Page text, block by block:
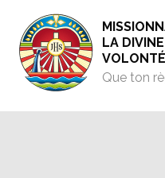
LA DIVINE
VOLONTÉ
Que ton